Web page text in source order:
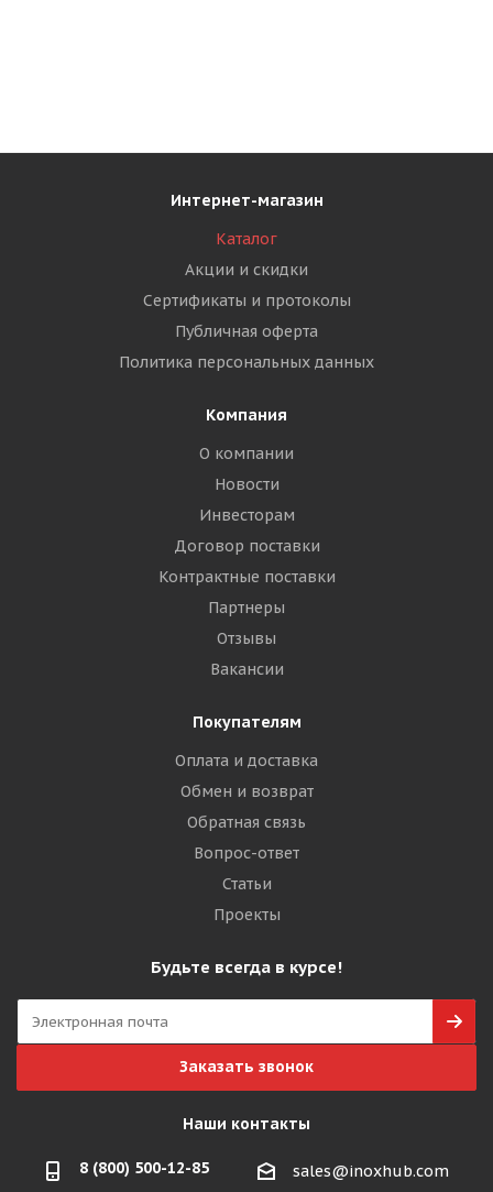
Интернет-магазин
Каталог
Акции и скидки
Сертификаты и протоколы
Публичная оферта
Политика персональных данных
Компания
О компании
Новости
Инвесторам
Договор поставки
Контрактные поставки
Партнеры
Отзывы
Вакансии
Покупателям
Оплата и доставка
Обмен и возврат
Обратная связь
Вопрос-ответ
Статьи
Проекты
Будьте всегда в курсе!
Заказать звонок
Наши контакты
8 (800) 500-12-85 sales@inoxhub.com